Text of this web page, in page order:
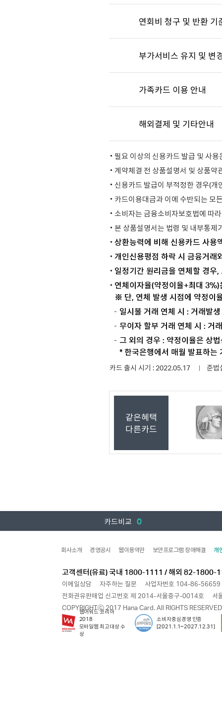
연회비 청구 및 반환 기
부가서비스 유지 및 변
가족카드 이용 안내
해외결제 및 기타안내
필요 이상의 신용카드 발급 및 사
계약체결 전 상품설명서 및 상품약
신용카드 발급이 부적정한 경우(개
카드이용대금과 이에 수반되는 모
소비자는 금융소비자보호법에 따
본 상품설명서는 법령 및 내부통제
상환능력에 비해 신용카드 사용
개인신용평점 하락 시 금융거래
일정기간 원리금을 연체할 경우
연체이자율(약정이율+최대
※ 단, 연체 발생 시점에 약정이
일시불 거래 연체 시 : 거래발
무이자 할부 거래 연체 시 : 거
그 외의 경우 : 약정이율은 상
* 한국은행에서 매월 발표하는
카드 출시 시기 : 2022.05.17 준법
같은혜택
다른카드
카드비교 0
회사소개 경영공시 웹이용약관 보안프로그램 장애해결 개
고객센터(유료) 국내 1800-1111 / 해외 82-1800-
이메일상담 자주하는 질문
사업자번호 104-86-56659
전화권유판매업 신고번호 제 2014-서울중구-0014호
서
COPYRIGHTⓒ 2017 Hana Card. All RIGHTS RESERVED
웹어워드 코리아
2018
모바일웹 최고대상 수
상
소비자중심경영 인증
[2021.1.1~2027.12.31]